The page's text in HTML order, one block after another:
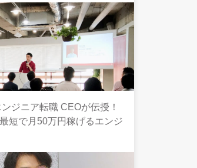
ジニア転職 CEOが伝授！
短で月50万円稼げるエンジ